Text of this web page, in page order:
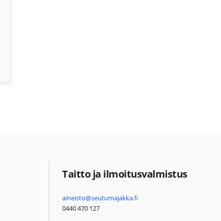
Taitto ja ilmoitusvalmistus
aineisto@seutumajakka.fi
0440 470 127